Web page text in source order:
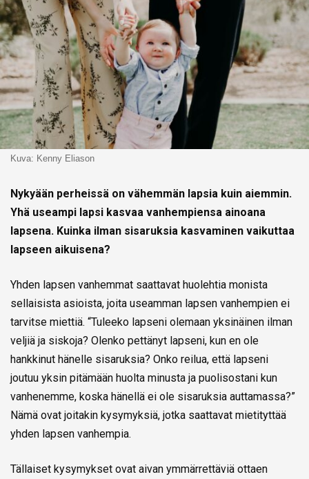
Kuva: Kenny Eliason
Nykyään perheissä on vähemmän lapsia kuin aiemmin.
Yhä useampi lapsi kasvaa vanhempiensa ainoana
lapsena. Kuinka ilman sisaruksia kasvaminen vaikuttaa
lapseen aikuisena?
Yhden lapsen vanhemmat saattavat huolehtia monista
sellaisista asioista, joita useamman lapsen vanhempien ei
tarvitse miettiä. “Tuleeko lapseni olemaan yksinäinen ilman
veljiä ja siskoja? Olenko pettänyt lapseni, kun en ole
hankkinut hänelle sisaruksia? Onko reilua, että lapseni
joutuu yksin pitämään huolta minusta ja puolisostani kun
vanhenemme, koska hänellä ei ole sisaruksia auttamassa?”
Nämä ovat joitakin kysymyksiä, jotka saattavat mietityttää
yhden lapsen vanhempia.
Tällaiset kysymykset ovat aivan ymmärrettäviä ottaen